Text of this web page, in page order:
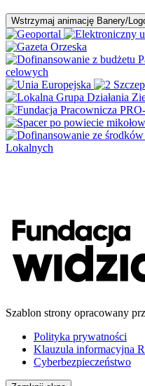
Wstrzymaj animację Banery/
Szablon strony opracowany
Polityka prywatności
Klauzula informacyjna
Cyberbezpieczeństwo